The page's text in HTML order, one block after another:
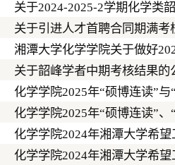
关于2024-2025-2学期化学类
关于引进人才首聘合同期满
湘潭大学化学学院关于做好
关于韶峰学者中期考核结果的
化学学院2025年“硕博连读”
化学学院2025年“硕博连读”
化学学院2024年湘潭大学希
化学学院2024年湘潭大学希